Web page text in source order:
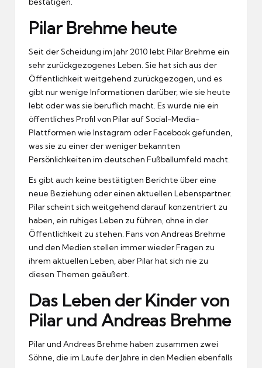
Pilar Brehme heute
Seit der Scheidung im Jahr 2010 lebt Pilar Brehme ein
sehr zurückgezogenes Leben. Sie hat sich aus der
Öffentlichkeit weitgehend zurückgezogen, und es
gibt nur wenige Informationen darüber, wie sie heute
lebt oder was sie beruflich macht. Es wurde nie ein
öffentliches Profil von Pilar auf Social-Media-
Plattformen wie Instagram oder Facebook gefunden,
was sie zu einer der weniger bekannten
Persönlichkeiten im deutschen Fußballumfeld macht.
Es gibt auch keine bestätigten Berichte über eine
neue Beziehung oder einen aktuellen Lebenspartner.
Pilar scheint sich weitgehend darauf konzentriert zu
haben, ein ruhiges Leben zu führen, ohne in der
Öffentlichkeit zu stehen. Fans von Andreas Brehme
und den Medien stellen immer wieder Fragen zu
ihrem aktuellen Leben, aber Pilar hat sich nie zu
diesen Themen geäußert.
Das Leben der Kinder von
Pilar und Andreas Brehme
Pilar und Andreas Brehme haben zusammen zwei
Söhne, die im Laufe der Jahre in den Medien ebenfalls